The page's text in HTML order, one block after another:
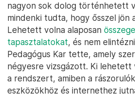
nagyon sok dolog történhetett
mindenki tudta, hogy ősszel jön
Lehetett volna alaposan
tapasztalatokat, és nem
Pedagógus Kar tette, amely
négyesre vizsgázott. Ki lehetett
a rendszert, amiben a
eszközökhöz és internethez